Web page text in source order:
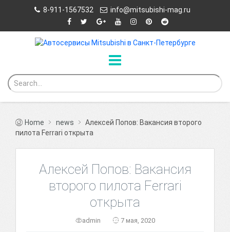
8-911-1567532 info@mitsubishi-mag.ru
Home news
Алексей Попов: Вакансия второго
пилота Ferrari открыта
Алексей Попов: Вакансия
второго пилота Ferrari
открыта
admin 7 мая, 2020